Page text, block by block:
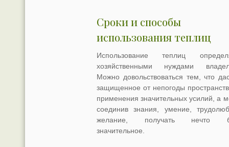
Сроки и способы
использования теплиц
Использование теплиц
хозяйственными нуждами
Можно довольствоваться тем, что
защищенное от непогоды
применения значительных усилий, а
соединив знания, умение,
желание, получать нечто
значительное.